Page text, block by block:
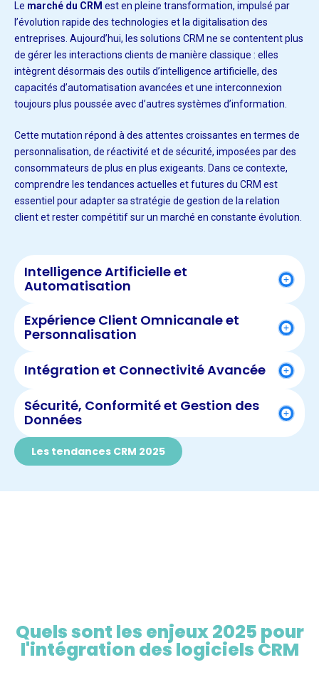
Le marché du CRM est en pleine transformation, impulsé par
l’évolution rapide des technologies et la digitalisation des
entreprises. Aujourd’hui, les solutions CRM ne se contentent plus
de gérer les interactions clients de manière classique : elles
intègrent désormais des outils d’intelligence artificielle, des
capacités d’automatisation avancées et une interconnexion
toujours plus poussée avec d’autres systèmes d’information.
Cette mutation répond à des attentes croissantes en termes de
personnalisation, de réactivité et de sécurité, imposées par des
consommateurs de plus en plus exigeants. Dans ce contexte,
comprendre les tendances actuelles et futures du CRM est
essentiel pour adapter sa stratégie de gestion de la relation
client et rester compétitif sur un marché en constante évolution.
Intelligence Artificielle et
Automatisation
Expérience Client Omnicanale et
Personnalisation
Intégration et Connectivité Avancée
Sécurité, Conformité et Gestion des
Données
Les tendances CRM 2025
Quels sont les enjeux 2025 pour
l'intégration des logiciels CRM